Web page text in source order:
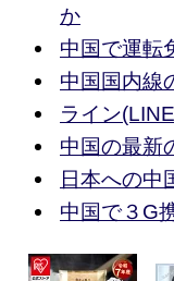
か
中国で運転
中国国内線
ライン
中国の最新
日本への中
中国で３G